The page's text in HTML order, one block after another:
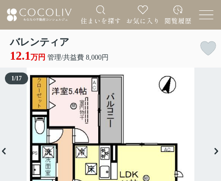
バレンティア
12.1万円 管理/共益費 8,000円
1/17